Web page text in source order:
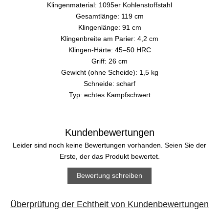
Klingenmaterial: 1095er Kohlenstoffstahl
Gesamtlänge: 119 cm
Klingenlänge: 91 cm
Klingenbreite am Parier: 4,2 cm
Klingen-Härte: 45–50 HRC
Griff: 26 cm
Gewicht (ohne Scheide): 1,5 kg
Schneide: scharf
Typ: echtes Kampfschwert
Kundenbewertungen
Leider sind noch keine Bewertungen vorhanden. Seien Sie der
Erste, der das Produkt bewertet.
Bewertung schreiben
Überprüfung der Echtheit von Kundenbewertungen